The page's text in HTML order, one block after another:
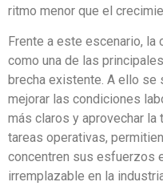
ritmo menor que el
Frente a este escenario, la
como una de las
brecha existente. A ello se
mejorar las condiciones
más claros y aprovechar la
tareas operativas,
concentren sus esfuerzos
irremplazable en la